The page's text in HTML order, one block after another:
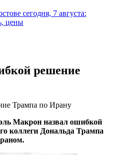
сегодня, 7 августа:
цены
решение
Трампа по Ирану
Макрон назвал ошибкой
коллеги Дональда Трампа